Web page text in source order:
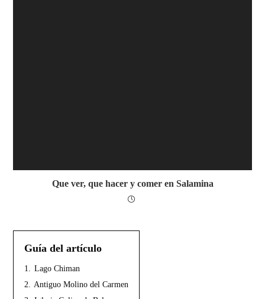
Que ver, que hacer y comer en Salamina
Guía del artículo
1.
Lago Chiman
2.
Antiguo Molino del Carmen